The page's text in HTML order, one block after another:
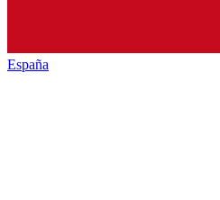
España